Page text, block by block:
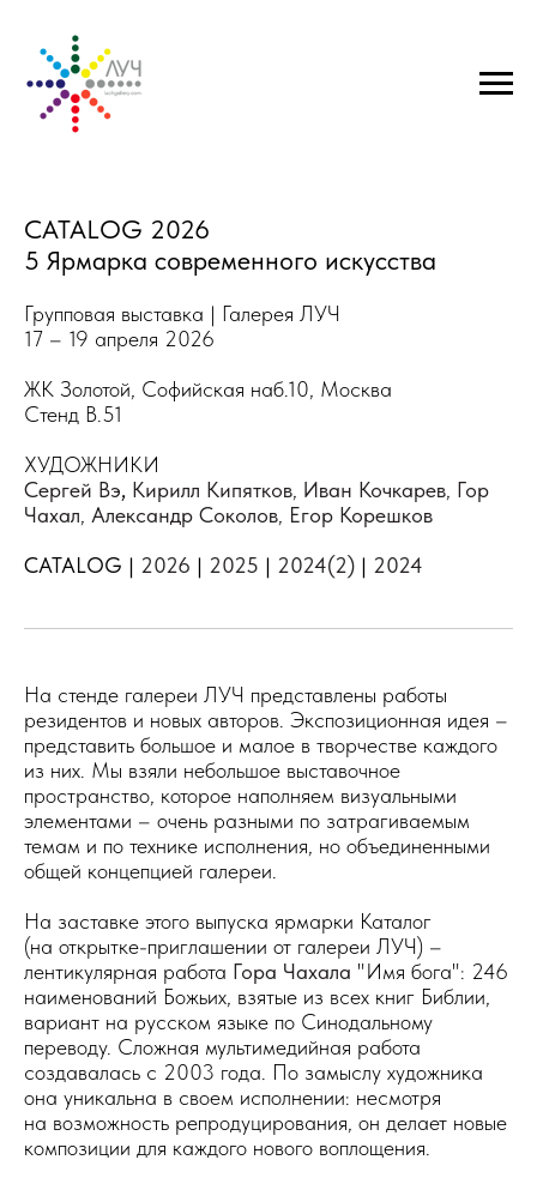
CATALOG 2026
5 Ярмарка современного искусства
Групповая выставка | Галерея ЛУЧ
17 – 19 апреля 2026
ЖК Золотой, Софийская наб.10, Москва
Стенд B.51
ХУДОЖНИКИ
Сергей Вэ, Кирилл Кипятков, Иван Кочкарев, Гор
Чахал, Александр Соколов, Егор Корешков
CATALOG | 2026 | 2025 | 2024(2) | 2024
На стенде галереи ЛУЧ представлены работы
резидентов и новых авторов. Экспозиционная идея –
представить большое и малое в творчестве каждого
из них. Мы взяли небольшое выставочное
пространство, которое наполняем визуальными
элементами – очень разными по затрагиваемым
темам и по технике исполнения, но объединенными
общей концепцией галереи.
На заставке этого выпуска ярмарки Каталог
(на открытке-приглашении от галереи ЛУЧ) –
лентикулярная работа Гора Чахала "Имя бога": 246
наименований Божьих, взятые из всех книг Библии,
вариант на русском языке по Синодальному
переводу. Сложная мультимедийная работа
создавалась с 2003 года. По замыслу художника
она уникальна в своем исполнении: несмотря
на возможность репродуцирования, он делает новые
композиции для каждого нового воплощения.